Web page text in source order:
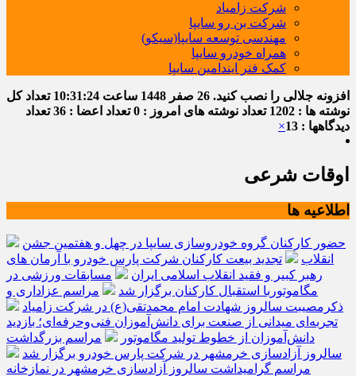
شرکت زامیاد
شرکت بن رو سایپا
مهندسی توسعه سایپا(سیکو)
همراه خودرو سایپا
کمک فنر ایندامین سایپا
افزونه جلالی را نصب کنید. 26 صفر 1448 ساعت 10:31:25 تعداد کل
نوشته ها : 1202
تعداد نوشته های امروز : 0 تعداد اعضا : 36
تعداد
دیدگاهها : 13
×
اوقات شرعی
اطلاعیه ها
حضور کارکنان گروه خودروسازی سایپا در چهل و هفتمین جشن
انقلاب
تجدید بیعت کارکنان شرکت پارس خودرو با آرمان های
رهبر کبیر و فقید انقلاب اسلامی ایران
مسابقات ورزشی در
مگاموتوربا استقبال کارکنان برگزار شد
مراسم عزاداری و
ذکرمصیبت سالروز شهادت امام محمدتقی(ع) در شرکت زامیاد
تجربه‌ای میدانی از صنعت برای دانش‌آموزان فنی‌وحرفه‌ای؛ بازدید
دانش‌آموزان از خطوط تولید مگاموتور
مراسم بزرگداشت
سالروز آزادسازی خرمشهر در شرکت پارس خودرو برگزار شد
مراسم گرامیداشت سالروز آزادسازی خرمشهر در نمازخانه